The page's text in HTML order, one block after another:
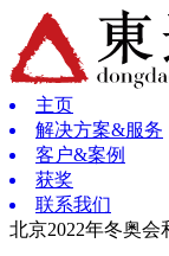
主页
解决方案&服务
客户&案例
获奖
联系我们
北京2022年冬奥